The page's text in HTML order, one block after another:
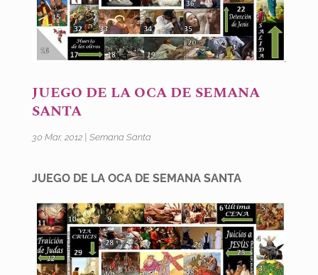
JUEGO DE LA OCA DE SEMANA
SANTA
30 Mar, 2012| Semana Santa
JUEGO DE LA OCA DE SEMANA SANTA